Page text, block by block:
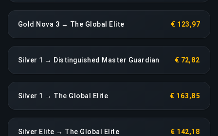
Gold Nova 3 → The Global Elite € 123,97
Silver 1 → Distinguished Master Guardian € 72,82
Silver 1 → The Global Elite € 163,85
Silver Elite → The Global Elite € 142,18